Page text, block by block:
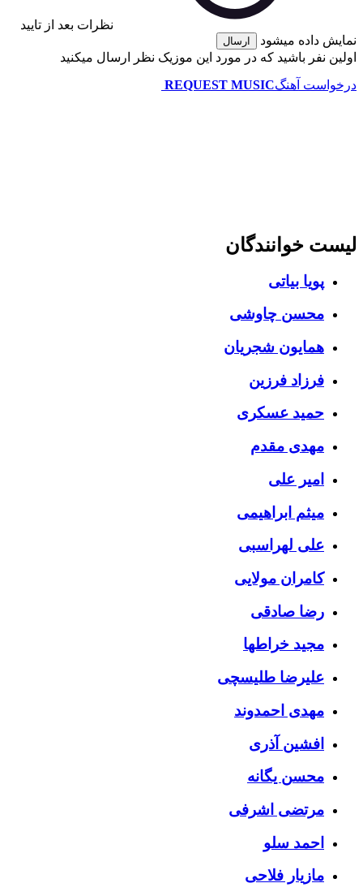
نظرات بعد از تایید
داده میشود
ارسال
نفر باشید که در مورد این موزیک نظر ارسال میکنید
آهنگREQUEST MUSIC
خوانندگان
پویا بیاتی
محسن چاوشی
همایون شجریان
فرزاد فرزین
حمید عسکری
مهدی مقدم
امیر علی
میثم ابراهیمی
علی لهراسبی
کامران مولایی
رضا صادقی
مجید خراطها
علیرضا طلیسچی
مهدی احمدوند
افشین آذری
محسن یگانه
مرتضی اشرفی
احمد سلو
مازیار فلاحی